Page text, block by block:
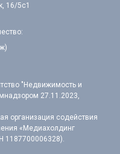
16/5с1
"Недвижимость и
27.11.2023,
организация содействия
«Медиахолдинг
1187700006328).